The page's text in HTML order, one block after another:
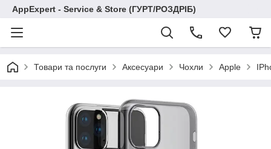
AppExpert - Service & Store (ГУРТ/РОЗДРІБ)
Товари та послуги Аксесуари Чохли Apple